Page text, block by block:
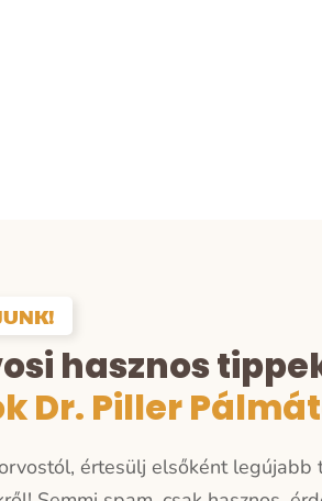
hasznos
Dr. Piller
értesülj elsőként legújabb